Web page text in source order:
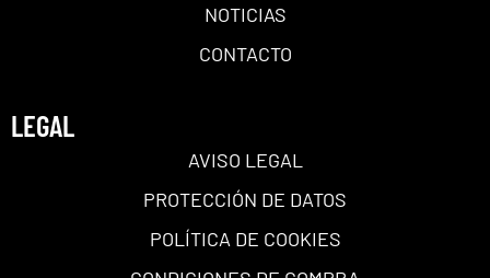
NOTICIAS
CONTACTO
LEGAL
AVISO LEGAL
PROTECCIÓN DE DATOS
POLÍTICA DE COOKIES